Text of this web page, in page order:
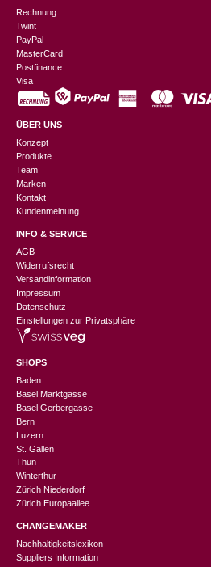
Rechnung
Twint
PayPal
MasterCard
Postfinance
Visa
ÜBER UNS
Konzept
Produkte
Team
Marken
Kontakt
Kundenmeinung
INFO & SERVICE
AGB
Widerrufsrecht
Versandinformation
Impressum
Datenschutz
Einstellungen zur Privatsphäre
SHOPS
Baden
Basel Marktgasse
Basel Gerbergasse
Bern
Luzern
St. Gallen
Thun
Winterthur
Zürich Niederdorf
Zürich Europaallee
CHANGEMAKER
Nachhaltigkeitslexikon
Suppliers Information